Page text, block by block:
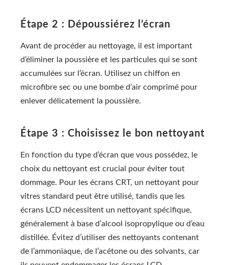
Étape 2 : Dépoussiérez l’écran
Avant de procéder au nettoyage, il est important
d’éliminer la poussière et les particules qui se sont
accumulées sur l’écran. Utilisez un chiffon en
microfibre sec ou une bombe d’air comprimé pour
enlever délicatement la poussière.
Étape 3 : Choisissez le bon nettoyant
En fonction du type d’écran que vous possédez, le
choix du nettoyant est crucial pour éviter tout
dommage. Pour les écrans CRT, un nettoyant pour
vitres standard peut être utilisé, tandis que les
écrans LCD nécessitent un nettoyant spécifique,
généralement à base d’alcool isopropylique ou d’eau
distillée. Évitez d’utiliser des nettoyants contenant
de l’ammoniaque, de l’acétone ou des solvants, car